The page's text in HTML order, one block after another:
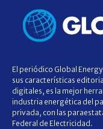
El periódico Global
sus características
digitales, es la mejor
industria energética del
privada, con las
Federal de Electricidad.